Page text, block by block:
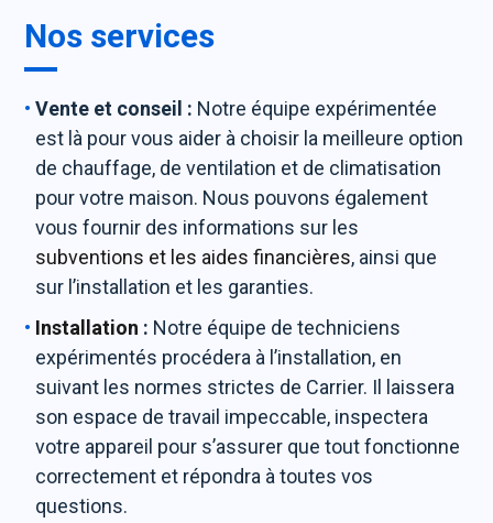
Nos services
Vente et conseil : Notre équipe expérimentée
est là pour vous aider à choisir la meilleure option
de chauffage, de ventilation et de climatisation
pour votre maison. Nous pouvons également
vous fournir des informations sur les
subventions et les aides financières, ainsi que
sur l’installation et les garanties.
Installation : Notre équipe de techniciens
expérimentés procédera à l’installation, en
suivant les normes strictes de Carrier. Il laissera
son espace de travail impeccable, inspectera
votre appareil pour s’assurer que tout fonctionne
correctement et répondra à toutes vos
questions.